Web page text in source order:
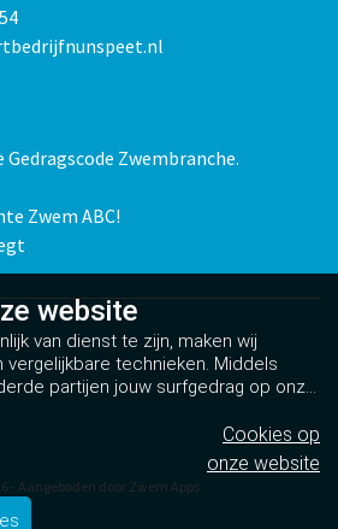
Zwembranche.
Zwem ABC!
- Aangeboden door Zwem Apps
website
van dienst te zijn, maken wij
vergelijkbare technieken. Middels
partijen jouw surfgedrag op onze
mogelijk om informatie te delen via
Cookies op
onze website